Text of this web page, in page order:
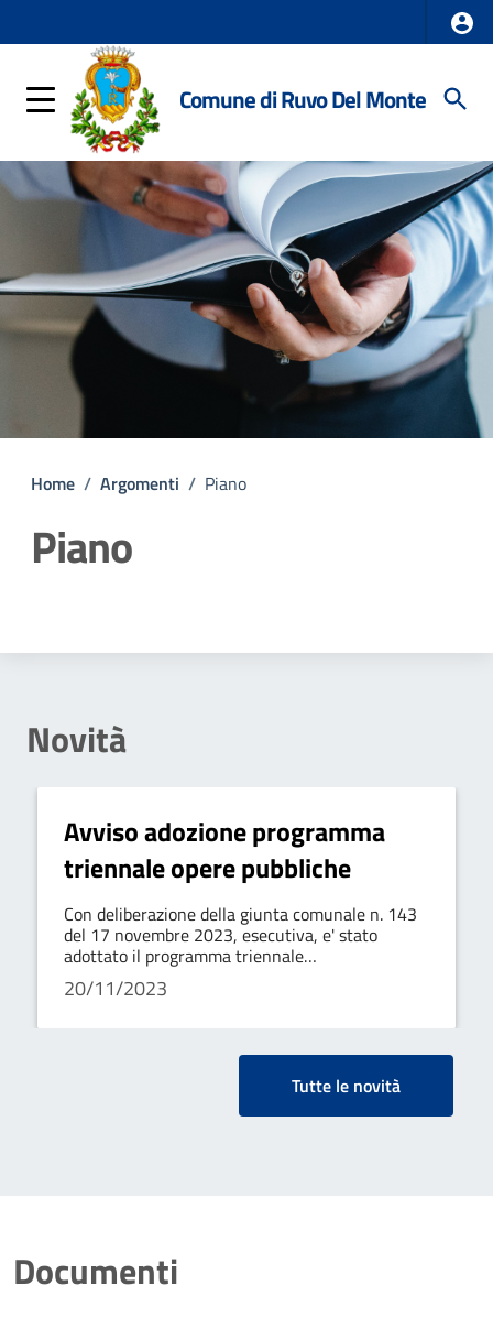
Comune di Ruvo Del Monte
Home / Argomenti / Piano
Piano
Novità
Avviso adozione programma
triennale opere pubbliche
Con deliberazione della giunta comunale n. 143
del 17 novembre 2023, esecutiva, e' stato
adottato il programma triennale
2024/2025/2026 delle oo.pp. ed il relativo
elenco annuale 2024
20/11/2023
Tutte le novità
Documenti